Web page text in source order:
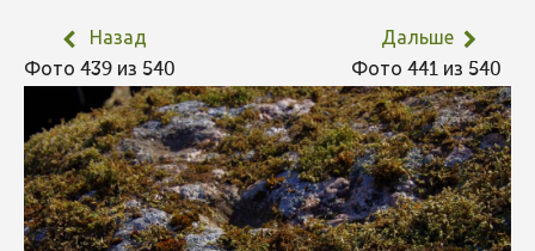
ПРЕДЫДУЩИЕ КОНКУРСЫ
Назад
Фото 439 из 540
Дальше
Фото 441 из 540